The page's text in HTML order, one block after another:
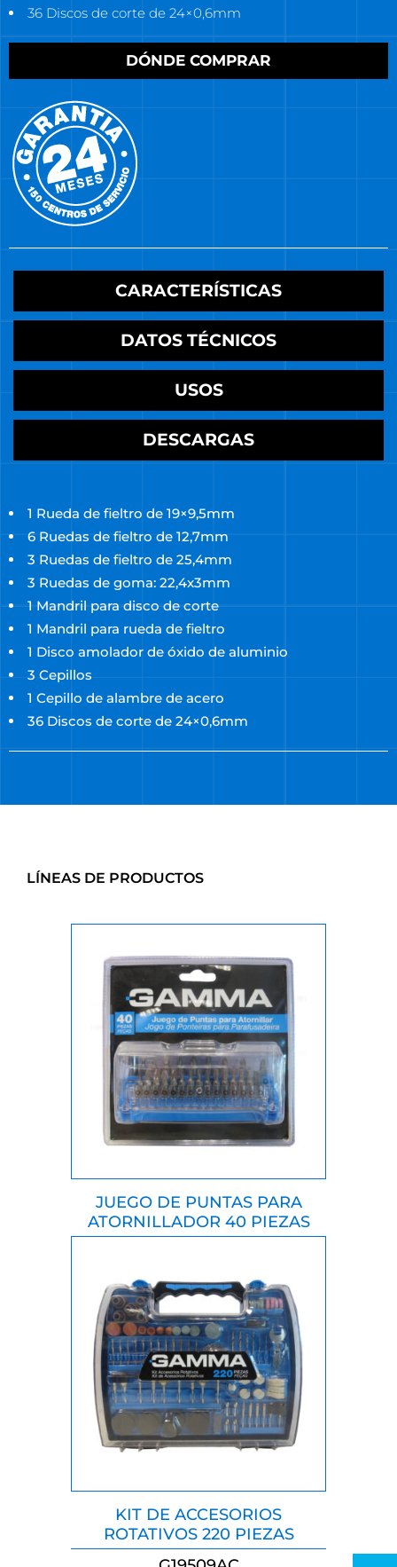
36 Discos de corte de 24×0,6mm
DÓNDE COMPRAR
CARACTERÍSTICAS
DATOS TÉCNICOS
USOS
DESCARGAS
1 Rueda de fieltro de 19×9,5mm
6 Ruedas de fieltro de 12,7mm
3 Ruedas de fieltro de 25,4mm
3 Ruedas de goma: 22,4x3mm
1 Mandril para disco de corte
1 Mandril para rueda de fieltro
1 Disco amolador de óxido de aluminio
3 Cepillos
1 Cepillo de alambre de acero
36 Discos de corte de 24×0,6mm
LÍNEAS DE PRODUCTOS
JUEGO DE PUNTAS PARA
ATORNILLADOR 40 PIEZAS
KIT DE ACCESORIOS
ROTATIVOS 220 PIEZAS